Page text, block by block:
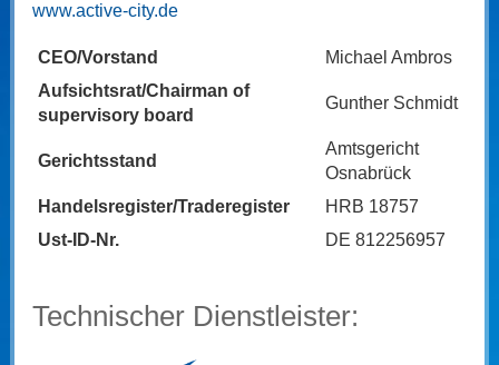
www.active-city.de
CEO/Vorstand
Michael Ambros
Aufsichtsrat/Chairman of
supervisory board
Gunther Schmidt
Gerichtsstand
Amtsgericht
Osnabrück
Handelsregister/Traderegister
HRB 18757
Ust-ID-Nr.
DE 812256957
Technischer Dienstleister: